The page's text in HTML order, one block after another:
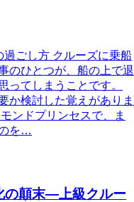
ごし方 クルーズに乗船
のひとつが、船の上で退
ってしまうことです。
か検討した覚えがありま
ンドプリンセスで、ま
を…
の顛末―上級クルー